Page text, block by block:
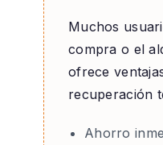
Muchos
compra o el
ofrece
recuperación
Ahorro